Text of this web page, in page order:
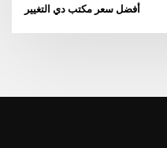
أفضل سعر مكتب دي التغيير